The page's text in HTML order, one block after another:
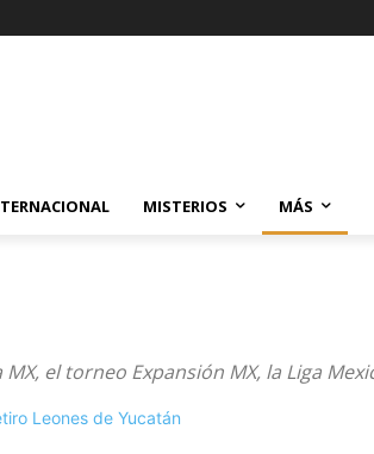
MISTERIOS MÁS
el torneo Expansión MX, la Liga